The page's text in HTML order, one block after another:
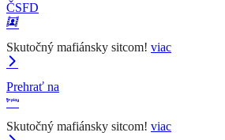
ČSFD
Skutočný mafiánsky sitcom! viac
Prehrať na
Skutočný mafiánsky sitcom! viac